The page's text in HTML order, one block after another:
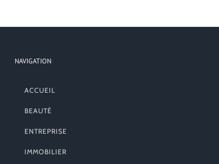
NAVIGATION
ACCUEIL
BEAUTÉ
ENTREPRISE
IMMOBILIER